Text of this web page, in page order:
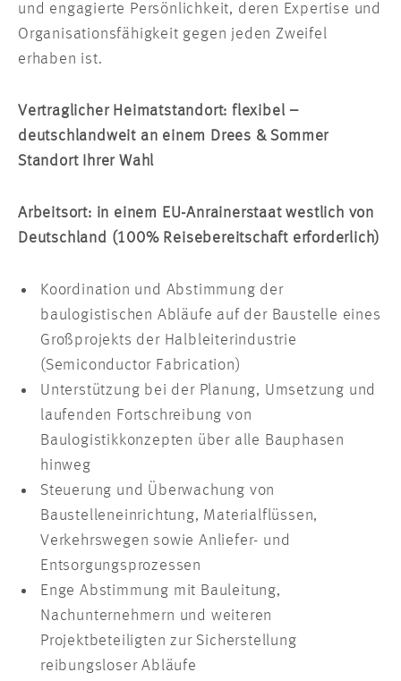
und engagierte Persönlichkeit, deren Expertise und
Organisationsfähigkeit gegen jeden Zweifel
erhaben ist.
Vertraglicher Heimatstandort: flexibel –
deutschlandweit an einem Drees & Sommer
Standort Ihrer Wahl
Arbeitsort: in einem EU-Anrainerstaat westlich von
Deutschland (100% Reisebereitschaft erforderlich)
Koordination und Abstimmung der
baulogistischen Abläufe auf der Baustelle eines
Großprojekts der Halbleiterindustrie
(Semiconductor Fabrication)
Unterstützung bei der Planung, Umsetzung und
laufenden Fortschreibung von
Baulogistikkonzepten über alle Bauphasen
hinweg
Steuerung und Überwachung von
Baustelleneinrichtung, Materialflüssen,
Verkehrswegen sowie Anliefer- und
Entsorgungsprozessen
Enge Abstimmung mit Bauleitung,
Nachunternehmern und weiteren
Projektbeteiligten zur Sicherstellung
reibungsloser Abläufe